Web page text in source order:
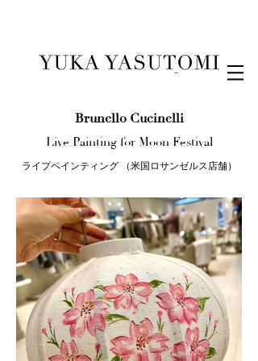
Illustration & Design
Brunello Cucinelli
Live Painting for Moon Festival
ライプペインティング （米国ロサンゼルス店舗）